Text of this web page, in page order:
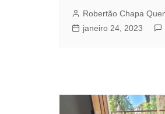
Robertão Chapa
janeiro 24, 2023